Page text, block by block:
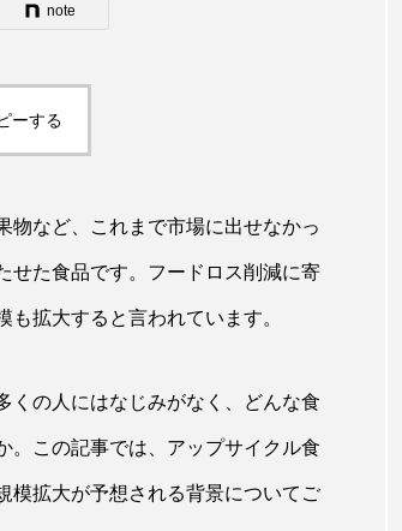
note
ーする
物など、これまで市場に出せなかっ
せた食品です。フードロス削減に寄
拡大すると言われています。
くの人にはなじみがなく、どんな食
。この記事では、アップサイクル食
模拡大が予想される背景についてご
働き方・ライフスタイル
かっている人が100倍いる【連載：地方で
働く】